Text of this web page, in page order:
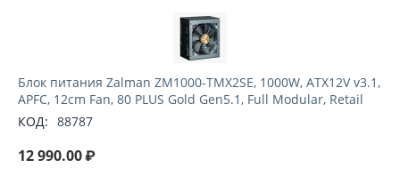
Блок питания Zalman ZM1000-TMX2SE, 1000W, ATX12V v3.1,
APFC, 12cm Fan, 80 PLUS Gold Gen5.1, Full Modular, Retail
КОД: 88787
12 990.00₽